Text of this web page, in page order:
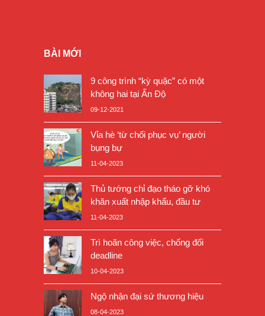
BÀI MỚI
9 công trình “kỳ quặc” có một
không hai tại Ấn Độ
09-12-2021
Vỉa hè ‘từ chối phục vụ’ người
bụng bự
11-04-2023
Thủ tướng chỉ đạo tháo gỡ khó
khăn xuất nhập khẩu, đầu tư
11-04-2023
Trì hoãn công việc, chống đối
deadline
10-04-2023
Ngộ nhận đại sứ thương hiệu
08-04-2023